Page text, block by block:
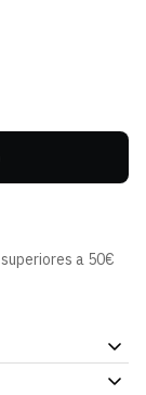
a 50€
um corte